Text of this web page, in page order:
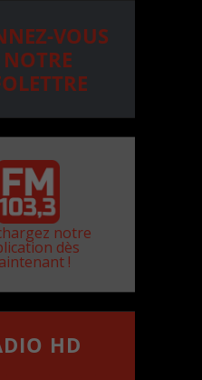
VOUS
notre
dès
!
HD